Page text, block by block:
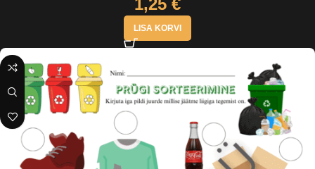
1,25 €
LISA KORVI